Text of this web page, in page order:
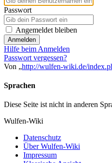
Passwort
Angemeldet bleiben
Anmelden
Hilfe beim Anmelden
Passwort vergessen?
Von „http://wulfen-wiki.de/
Sprachen
Diese Seite ist nicht in anderen
Wulfen-Wiki
Datenschutz
Über Wulfen-Wiki
Impressum